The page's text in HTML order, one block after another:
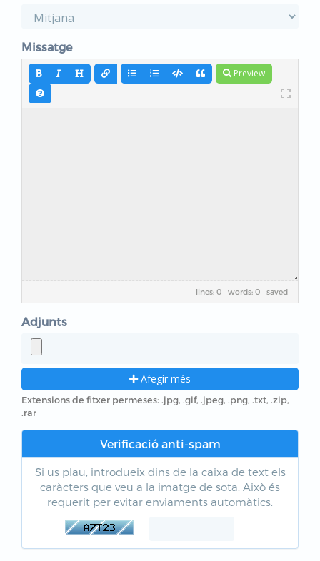
Missatge
Preview
lines: 0 words: 0 saved
Adjunts
Afegir més
Extensions de fitxer permeses: .jpg, .gif, .jpeg, .png, .txt, .zip,
.rar
Verificació anti-spam
Si us plau, introdueix dins de la caixa de text els
caràcters que veu a la imatge de sota. Això és
requerit per evitar enviaments automàtics.